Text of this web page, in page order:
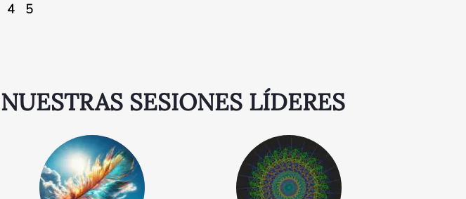
4 5
SESIONES LÍDERES